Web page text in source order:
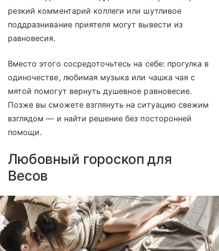
резкий комментарий коллеги или шутливое
поддразнивание приятеля могут вывести из
равновесия.
Вместо этого сосредоточьтесь на себе: прогулка в
одиночестве, любимая музыка или чашка чая с
мятой помогут вернуть душевное равновесие.
Позже вы сможете взглянуть на ситуацию свежим
взглядом — и найти решение без посторонней
помощи.
Любовный гороскоп для
Весов